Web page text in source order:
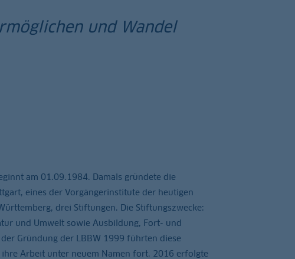
und Wandel
am 01.09.1984. Damals gründete die
eines der Vorgängerinstitute der heutigen
drei Stiftungen. Die Stiftungszwecke:
und Umwelt sowie Ausbildung, Fort- und
Gründung der LBBW 1999 führten diese
Arbeit unter neuem Namen fort. 2016 erfolgte